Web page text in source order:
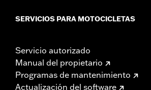
SERVICIOS PARA MOTOCICLETAS
Servicio autorizado
Manual del propietario
Programas de mantenimiento
Actualización del software